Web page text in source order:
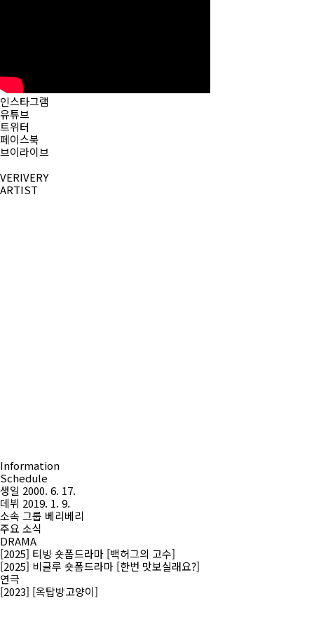
인스타그램
유튜브
트위터
페이스북
브이라이브
VERIVERY
ARTIST
Information
Schedule
생일 2000. 6. 17.
데뷔 2019. 1. 9.
소속 그룹 베리베리
주요 소식
DRAMA
[2025] 티빙 숏폼드라마 [백허그의 고수]
[2025] 비글루 숏폼드라마 [한번 맛보실래요?]
연극
[2023] [옥탑방고양이]